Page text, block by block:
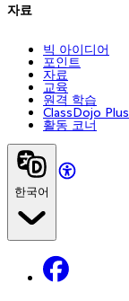
자료
빅 아이디어
포인트
자료
교육
원격 학습
ClassDojo Plus
활동 코너
한국어
Facebook